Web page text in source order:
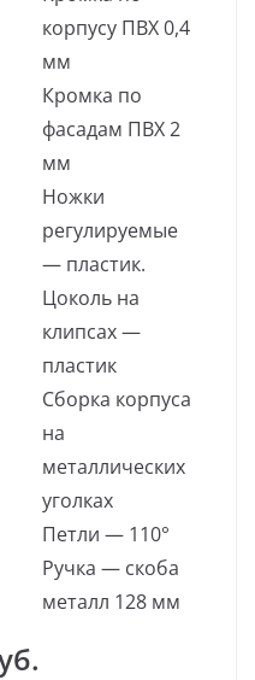
корпусу ПВХ 0,4
мм
Кромка по
фасадам ПВХ 2
мм
Ножки
регулируемые
— пластик.
Цоколь на
клипсах —
пластик
Сборка корпуса
на
металлических
уголках
Петли — 110°
Ручка — скоба
металл 128 мм